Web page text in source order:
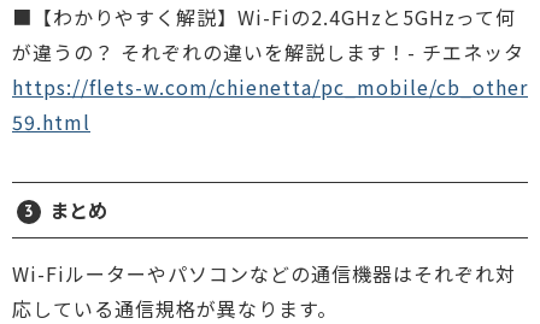
■【わかりやすく解説】Wi-Fiの2.4GHzと5GHzって何
が違うの？ それぞれの違いを解説します！- チエネッタ
https://flets-w.com/chienetta/pc_mobile/cb_other
59.html
3 まとめ
Wi-Fiルーターやパソコンなどの通信機器はそれぞれ対
応している通信規格が異なります。